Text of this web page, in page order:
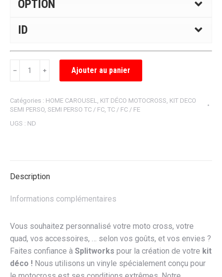
OPTION
ID
DÉCO
SEMI
PERSONNALISÉ
﹣ ﹢ Ajouter au panier
Catégories : HOME CAROUSEL KIT DÉCO MOTOCROSS KIT DECO
SEMI PERSO SEMI PERSO TC / FC TC / FC / FE
UGS : ND
Description
Informations complémentaires
Vous souhaitez personnalisé votre moto cross, votre
quad, vos accessoires, … selon vos goûts, et vos envies ?
Faites confiance à Splitworks pour la création de votre kit
déco ! Nous utilisons un vinyle spécialement conçu pour